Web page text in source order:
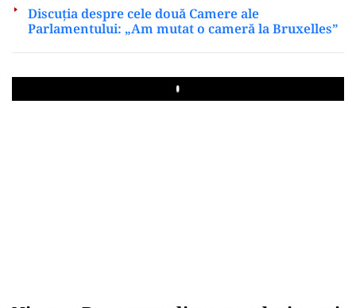
Discuția despre cele două Camere ale
Parlamentului: „Am mutat o cameră la Bruxelles”
Play